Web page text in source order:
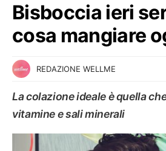
Bisboccia ieri
cosa mangiare
REDAZIONE WELLME
La colazione ideale è quella
vitamine e sali minerali
COME FARE PER